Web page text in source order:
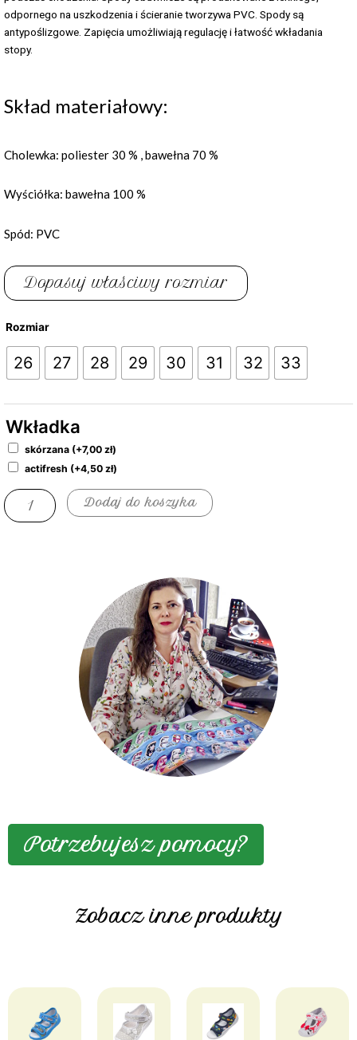
odpornego na uszkodzenia i ścieranie tworzywa PVC. Spody są
antypoślizgowe. Zapięcia umożliwiają regulację i łatwość wkładania
stopy.
Skład materiałowy:
Cholewka: poliester 30 % , bawełna 70 %
Wyściółka: bawełna 100 %
Spód: PVC
Dopasuj właściwy rozmiar
Rozmiar
26 27 28 29 30 31 32 33
Wkładka
skórzana (+7,00 zł)
actifresh (+4,50 zł)
ilość
bawełna/termodruk
jeans
Dodaj do koszyka
Potrzebujesz pomocy?
Zobacz inne produkty